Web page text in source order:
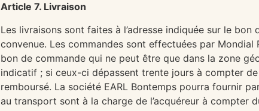
Article 7. Livraison
Les livraisons sont faites à l’adresse indiquée sur le
convenue. Les commandes sont effectuées par Mondial
bon de commande qui ne peut être que dans la zone
indicatif ; si ceux-ci dépassent trente jours à compter
remboursé. La société EARL Bontemps pourra fournir
au transport sont à la charge de l’acquéreur à compter